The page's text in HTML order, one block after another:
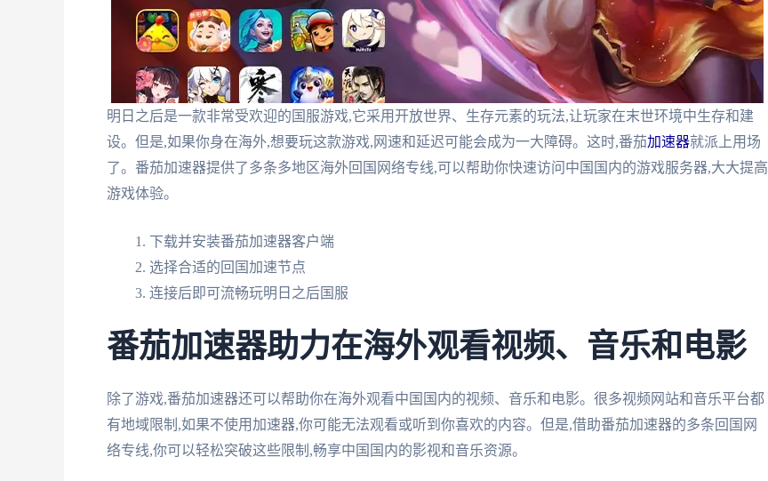
明日之后是一款非常受欢迎的国服游戏,它采用开放世界、生存元素的玩法,让玩家在末世环境中生存和建
设。但是,如果你身在海外,想要玩这款游戏,网速和延迟可能会成为一大障碍。这时,番茄加速器就派上用场
了。番茄加速器提供了多条多地区海外回国网络专线,可以帮助你快速访问中国国内的游戏服务器,大大提高
游戏体验。
下载并安装番茄加速器客户端
选择合适的回国加速节点
连接后即可流畅玩明日之后国服
番茄加速器助力在海外观看视频、音乐和电影
除了游戏,番茄加速器还可以帮助你在海外观看中国国内的视频、音乐和电影。很多视频网站和音乐平台都
有地域限制,如果不使用加速器,你可能无法观看或听到你喜欢的内容。但是,借助番茄加速器的多条回国网
络专线,你可以轻松突破这些限制,畅享中国国内的影视和音乐资源。